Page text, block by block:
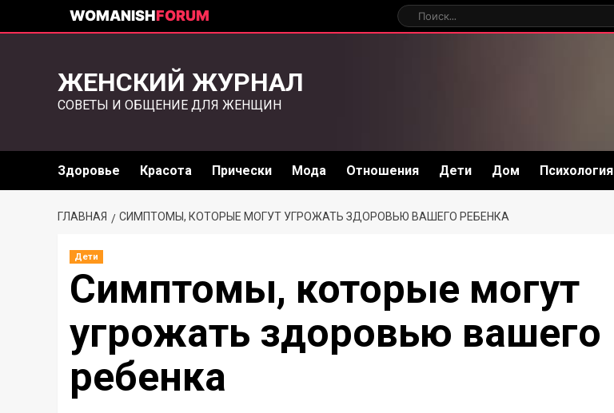
WOMANISHFORUM
ЖЕНСКИЙ ЖУРНАЛ
СОВЕТЫ И ОБЩЕНИЕ ДЛЯ ЖЕНЩИН
Здоровье Красота Прически Мода Отношения Дети Дом Психология
ГЛАВНАЯ СИМПТОМЫ, КОТОРЫЕ МОГУТ УГРОЖАТЬ ЗДОРОВЬЮ ВАШЕГО РЕБЕНКА
Дети
Симптомы, которые могут
угрожать здоровью вашего
ребенка